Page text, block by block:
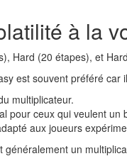
à la
Hard (20 étapes), et
est souvent préféré
multiplicateur.
pour ceux qui veulent un
aux joueurs
généralement un